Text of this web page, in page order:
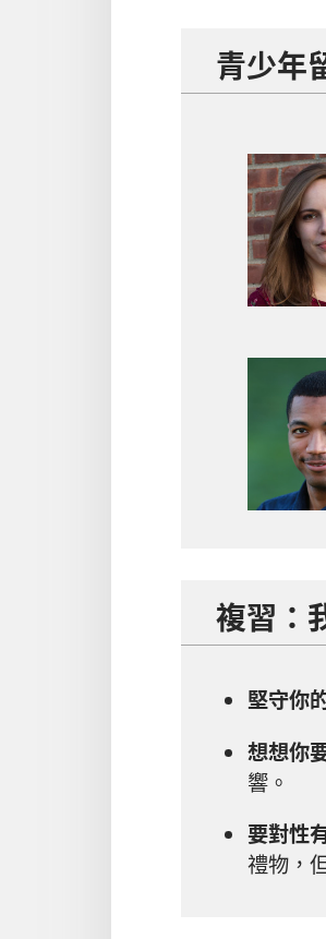
青少年
複習：
堅守你
想想你
響。
要對性
禮物，